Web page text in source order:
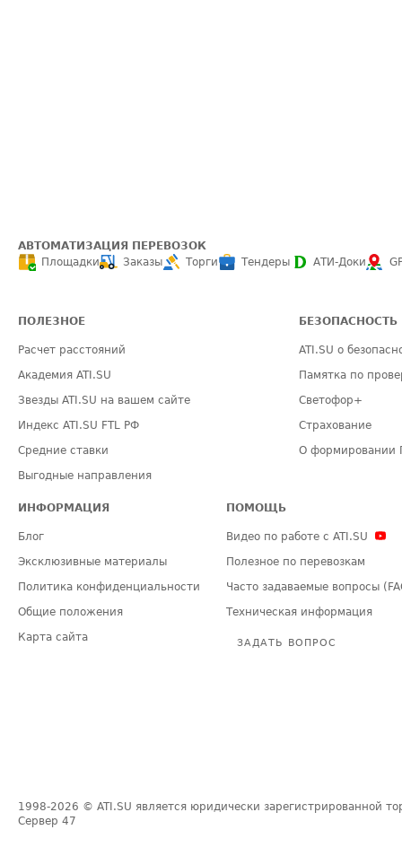
АВТОМАТИЗАЦИЯ ПЕРЕВОЗОК
Площадки
Заказы Торги Тендеры АТИ-Доки
ПОЛЕЗНОЕ
Расчет расстояний
Академия ATI.SU
Звезды ATI.SU на вашем сайте
Индекс ATI.SU FTL РФ
Средние ставки
Выгодные направления
БЕЗОПАСНОСТЬ
ATI.SU о
Памятка по
Светофор+
Страхование
О формировании
ИНФОРМАЦИЯ
Блог
Эксклюзивные материалы
Политика конфиденциальности
Общие положения
Карта сайта
ПОМОЩЬ
Видео по работе с ATI.SU
Полезное по перевозкам
Часто задаваемые вопросы
Техническая информация
ЗАДАТЬ ВОПРОС
1998-2026 © ATI.SU является юридически зарегистрированной
Сервер 47